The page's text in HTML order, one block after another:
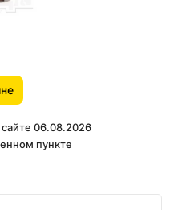
06.08.2026
пункте